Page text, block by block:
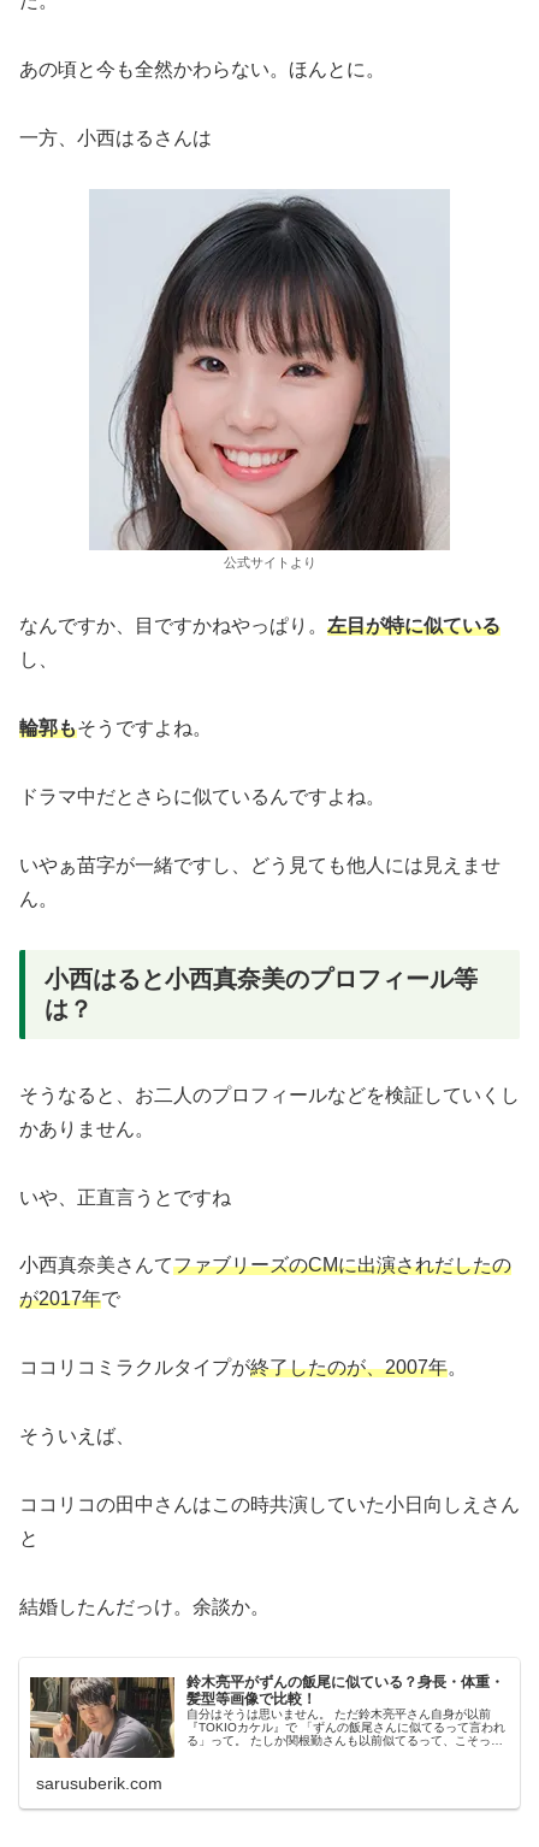
あの頃と今も全然かわらない。ほんとに。
一方、小西はるさんは
公式サイトより
なんですか、目ですかねやっぱり。 左目が特に似ている
し、
輪郭もそうですよね。
ドラマ中だとさらに似ているんですよね。
いやぁ苗字が一緒ですし、どう見ても他人には見えませ
ん。
小西はると小西真奈美のプロフィール等
は？
そうなると、お二人のプロフィールなどを検証していくし
かありません。
いや、正直言うとですね
小西真奈美さんてファブリーズのCMに出演されだしたの
が2017年で
ココリコミラクルタイプが終了したのが、2007年。
そういえば、
ココリコの田中さんはこの時共演していた小日向しえさん
と
結婚したんだっけ。余談か。
鈴木亮平がずんの飯尾に似ている？身長・体重・
髪型等画像で比較！
自分はそうは思いません。 ただ鈴木亮平さん自身が以前
『TOKIOカケル』で 「ずんの飯尾さんに似てるって言われ
る」って。 たしか関根勤さんも以前似てるって、こそっと
sarusuberik.com